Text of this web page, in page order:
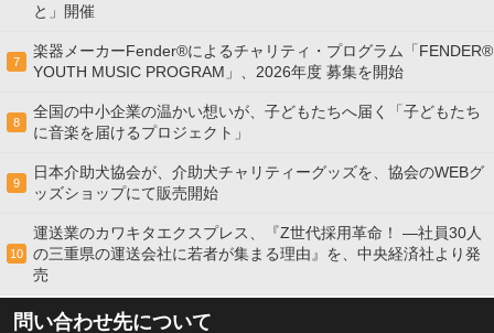
と」開催
7
楽器メーカーFender®によるチャリティ・プログラム「FENDER®︎
YOUTH MUSIC PROGRAM」、2026年度 募集を開始
8
全国の中小企業の温かい想いが、子どもたちへ届く「子どもたち
に音楽を届けるプロジェクト」
9
日本介助犬協会が、介助犬チャリティーグッズを、協会のWEBグ
ッズショップにて販売開始
10
運送業のカワキタエクスプレス、『Z世代採用革命！ ―社員30人
の三重県の運送会社に若者が集まる理由』を、中央経済社より発
売
問い合わせ先について